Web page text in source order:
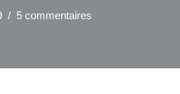
5 commentaires